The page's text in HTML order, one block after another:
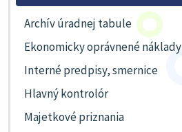
Archív úradnej tabule
Ekonomicky oprávnené náklady
Interné predpisy, smernice
Hlavný kontrolór
Majetkové priznania